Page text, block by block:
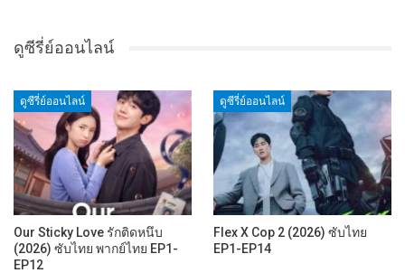
ดูซีรี่ย์ออนไลน์
ดูซีรี่ย์ออนไลน์
Our Sticky Love รักติดหนึบ
(2026) ซับไทย พากย์ไทย EP1-
EP12
ดูซีรี่ย์ออนไลน์
Flex X Cop 2 (2026) ซับไทย
EP1-EP14